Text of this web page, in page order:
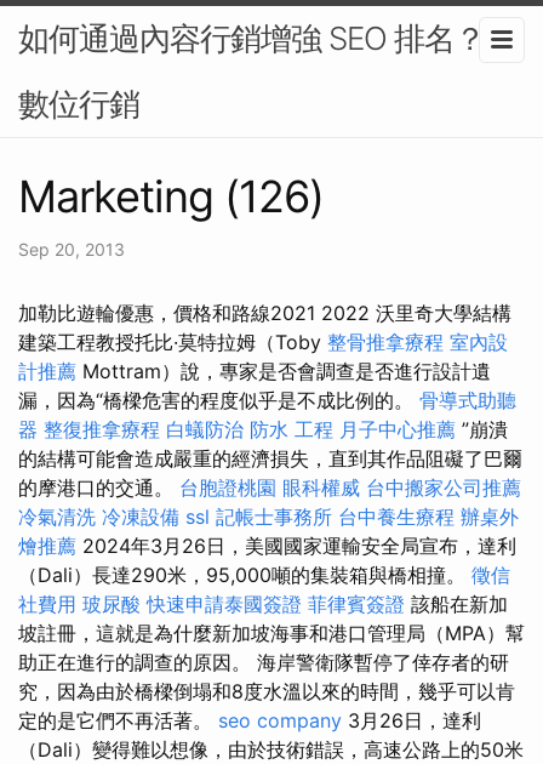
如何通過內容行銷增強 SEO 排名？-
數位行銷
Marketing (126)
Sep 20, 2013
加勒比遊輪優惠，價格和路線2021 2022 沃里奇大學結構
建築工程教授托比·莫特拉姆（Toby 整骨推拿療程 室內設
計推薦 Mottram）說，專家是否會調查是否進行設計遺
漏，因為“橋樑危害的程度似乎是不成比例的。 骨導式助聽
器 整復推拿療程 白蟻防治 防水 工程 月子中心推薦 ”崩潰
的結構可能會造成嚴重的經濟損失，直到其作品阻礙了巴爾
的摩港口的交通。 台胞證桃園 眼科權威 台中搬家公司推薦
冷氣清洗 冷凍設備 ssl 記帳士事務所 台中養生療程 辦桌外
燴推薦 2024年3月26日，美國國家運輸安全局宣布，達利
（Dali）長達290米，95,000噸的集裝箱與橋相撞。 徵信
社費用 玻尿酸 快速申請泰國簽證 菲律賓簽證 該船在新加
坡註冊，這就是為什麼新加坡海事和港口管理局（MPA）幫
助正在進行的調查的原因。 海岸警衛隊暫停了倖存者的研
究，因為由於橋樑倒塌和8度水溫以來的時間，幾乎可以肯
定的是它們不再活著。 seo company 3月26日，達利
（Dali）變得難以想像，由於技術錯誤，高速公路上的50米